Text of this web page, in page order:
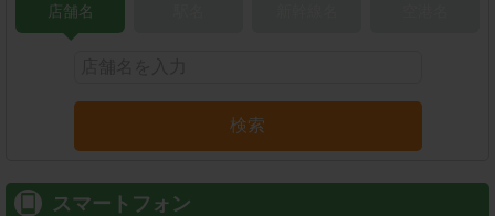
店舗名
検索
スマートフォン